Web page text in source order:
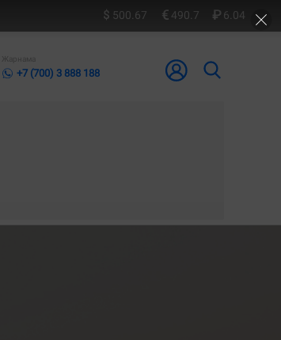
500.67 490.7 6.04
Жарнама
+7 (700) 3 888 188